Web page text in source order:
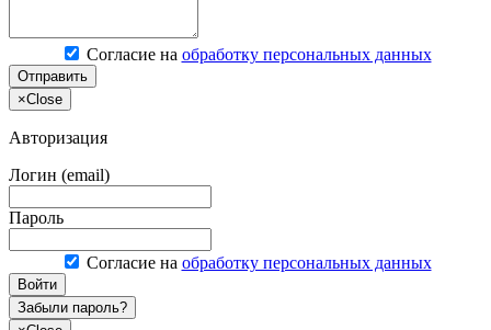
Согласие на обработку персональных данных
Отправить
×Close
Авторизация
Логин (email)
Пароль
Согласие на обработку персональных данных
Войти
Забыли пароль?